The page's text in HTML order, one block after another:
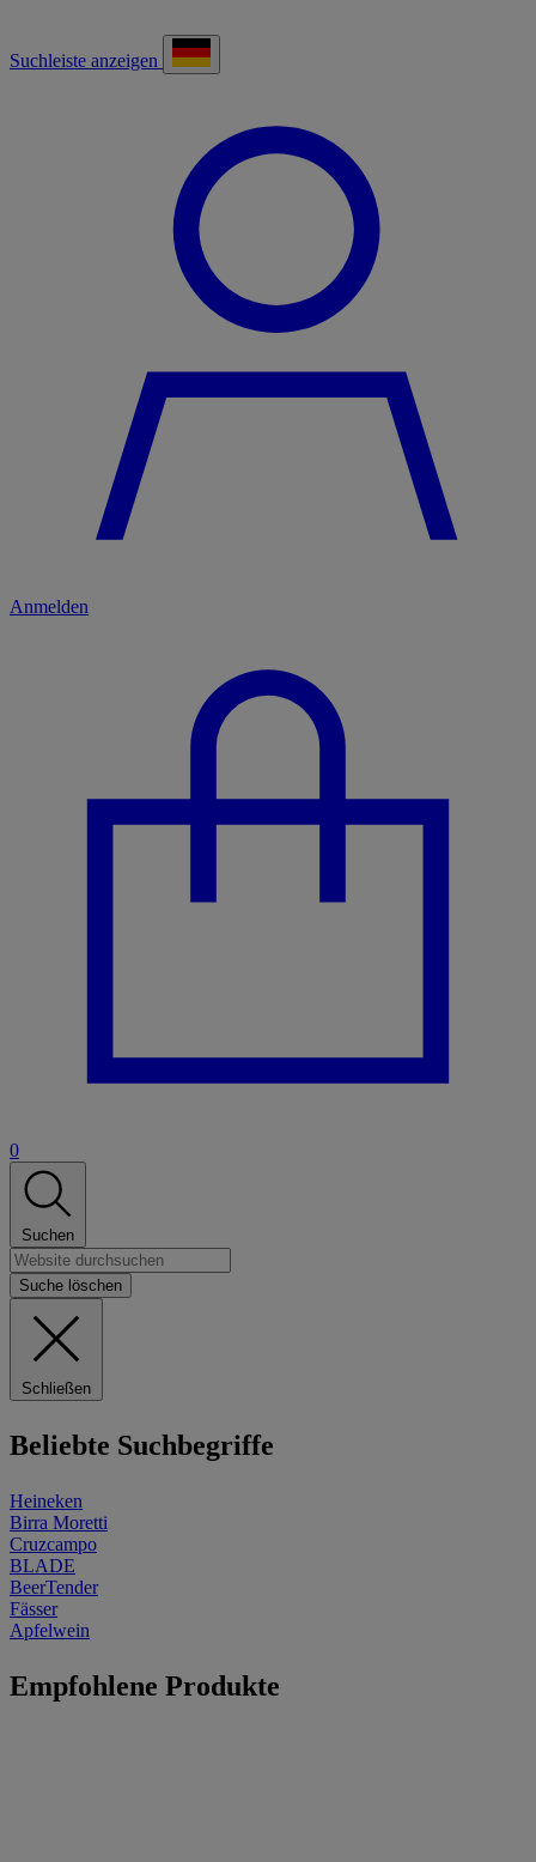
Suchleiste anzeigen
Anmelden
0
Suchen
Suche löschen
Schließen
Beliebte Suchbegriffe
Heineken
Birra Moretti
Cruzcampo
BLADE
BeerTender
Fässer
Apfelwein
Empfohlene Produkte